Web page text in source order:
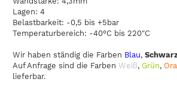
Lagen: 4
Belastbarkeit: -0,5 bis +5bar
Temperaturbereich: -40°C bis 220"C
Wir haben ständig die Farben Blau,
Auf Anfrage sind die Farben Weiß, Grün,
lieferbar.